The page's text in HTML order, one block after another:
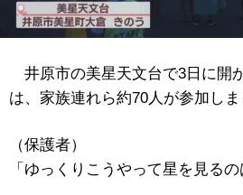
井原市の美星天文台で3日に開
は、家族連れら約70人が参加しま
（保護者）
「ゆっくりこうやって星を見るの